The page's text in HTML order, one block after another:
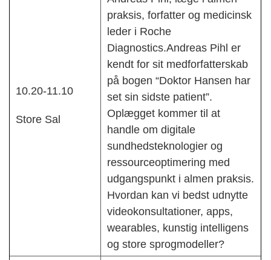
10.20-11.10
Store Sal
praksis, forfatter og medicinsk
leder i Roche
Diagnostics.Andreas Pihl er
kendt for sit medforfatterskab
på bogen “Doktor Hansen har
set sin sidste patient”.
Oplægget kommer til at
handle om digitale
sundhedsteknologier og
ressourceoptimering med
udgangspunkt i almen praksis.
Hvordan kan vi bedst udnytte
videokonsultationer, apps,
wearables, kunstig intelligens
og store sprogmodeller?